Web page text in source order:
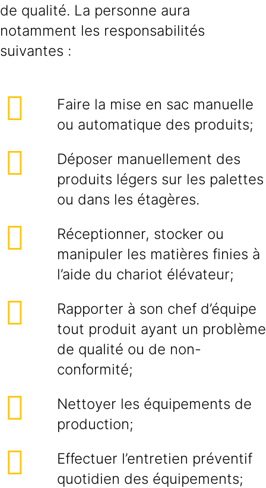
de qualité. La personne aura
notamment les responsabilités
suivantes :
Faire la mise en sac manuelle
ou automatique des produits;
Déposer manuellement des
produits légers sur les palettes
ou dans les étagères.
Réceptionner, stocker ou
manipuler les matières finies à
l’aide du chariot élévateur;
Rapporter à son chef d’équipe
tout produit ayant un problème
de qualité ou de non-
conformité;
Nettoyer les équipements de
production;
Effectuer l’entretien préventif
quotidien des équipements;